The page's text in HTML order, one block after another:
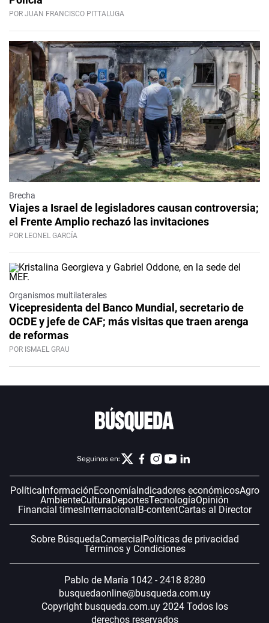
POR JUAN FRANCISCO PITTALUGA
Brecha
Viajes a Israel de legisladores causan controversia;
el Frente Amplio rechazó las invitaciones
POR LEONEL GARCÍA
Organismos multilaterales
Vicepresidenta del Banco Mundial, secretario de
OCDE y jefe de CAF; más visitas que traen arenga
de reformas
POR ISMAEL GRAU
Seguinos en:
PolíticaInformaciónEconomíaIndicadores económicosAgro
AmbienteCulturaDeportesTecnologíaOpinión
Financial timesInternacionalB-contentCartas al Director
Sobre BúsquedaComercialPolíticas de privacidad
Términos y Condiciones
Pablo de María 1042 - 2418 8280
busquedaonline@busqueda.com.uy
Copyright busqueda.com.uy 2024 Todos los
derechos reservados